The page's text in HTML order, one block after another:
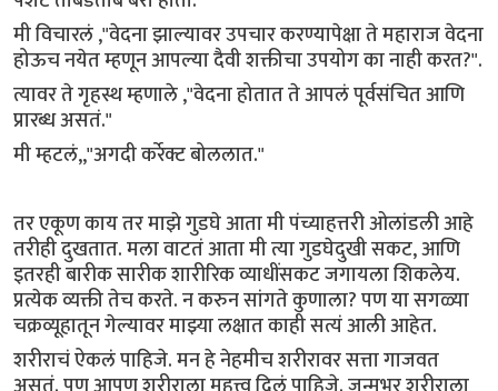
मी विचारलं ,"वेदना झाल्यावर उपचार करण्यापेक्षा ते महाराज वेदना
होऊच नयेत म्हणून आपल्या दैवी शक्तीचा उपयोग का नाही करत?".
त्यावर ते गृहस्थ म्हणाले ,"वेदना होतात ते आपलं पूर्वसंचित आणि
प्रारब्ध असतं."
मी म्हटलं,,"अगदी कर्रेक्ट बोललात."
तर एकूण काय तर माझे गुडघे आता मी पंच्याहत्तरी ओलांडली आहे
तरीही दुखतात. मला वाटतं आता मी त्या गुडघेदुखी सकट, आणि
इतरही बारीक सारीक शारीरिक व्याधींसकट जगायला शिकलेय.
प्रत्येक व्यक्ती तेच करते. न करुन सांगते कुणाला? पण या सगळ्या
चक्रव्यूहातून गेल्यावर माझ्या लक्षात काही सत्यं आली आहेत.
शरीराचं ऐकलं पाहिजे. मन हे नेहमीच शरीरावर सत्ता गाजवत